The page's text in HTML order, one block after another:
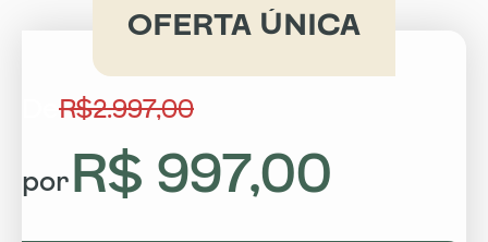
OFERTA ÚNICA
R$2.997,00
porR$ 997,00